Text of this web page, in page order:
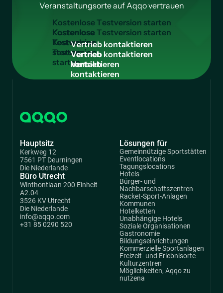
Veranstaltungsorte auf Aqqo vertrauen
KostenloseTestversion starten
Kostenlose
Testversion
starten
Vertrieb kontaktieren
Vertrieb
kontaktieren
Hauptsitz
Kerkweg 12
7561 PT Deurningen
Die Niederlande
Büro Utrecht
Winthontlaan 200 Einheit
A2.04
3526 KV Utrecht
Die Niederlande
info@aqqo.com
+31 85 0290 520
Lösungen für
Gemeinnützige Sportstätten
Eventlocations
Tagungslocations
Hotels
Bürger- und
Nachbarschaftszentren
Racket-Sport-Anlagen
Kommunen
Hotelketten
Unabhängige Hotels
Soziale Organisationen
Gastronomie
Bildungseinrichtungen
Kommerzielle Sportanlagen
Freizeit- und Erlebnisorte
Kulturzentren
Möglichkeiten, Aqqo zu
nutzena